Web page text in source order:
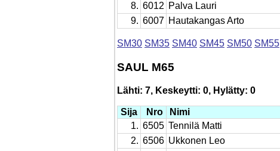
8. 6012 Palva Lauri
9. 6007 Hautakangas Arto
SM30 SM35 SM40 SM45 SM50 SM55
SAUL M65
Lähti: 7, Keskeytti: 0, Hylätty: 0
Sija Nro Nimi
1. 6505 Tennilä Matti
2. 6506 Ukkonen Leo